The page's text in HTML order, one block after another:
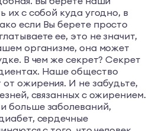
их с собой куда угодно, в
если Вы берете просто
ее, это не значит,
организме, она может
В чем же секрет? Секрет
Наше общество
ожирения. И не забудьте,
связанных с ожирением.
больше заболеваний,
сердечные